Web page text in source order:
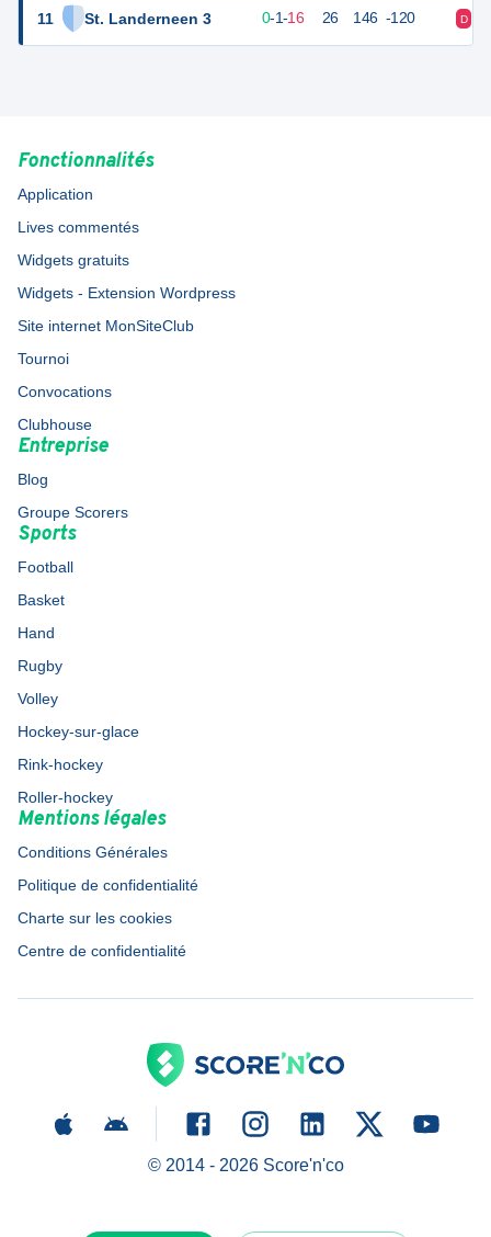
11 St. Landerneen 3
-2 0-1-16 26 146 -120 D
Fonctionnalités
Application
Lives commentés
Widgets gratuits
Widgets - Extension Wordpress
Site internet MonSiteClub
Tournoi
Convocations
Clubhouse
Entreprise
Blog
Groupe Scorers
Sports
Football
Basket
Hand
Rugby
Volley
Hockey-sur-glace
Rink-hockey
Roller-hockey
Mentions légales
Conditions Générales
Politique de confidentialité
Charte sur les cookies
Centre de confidentialité
© 2014 - 2026Score'n'co